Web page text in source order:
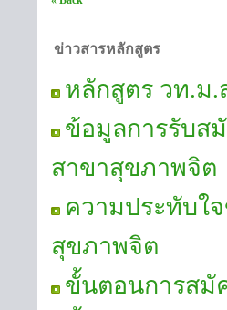
ข่าวสารหลักสูตร
หลักสูตร วท.ม
ข้อมูลการรับส
สาขาสุขภาพจิต
ความประทับใ
สุขภาพจิต
ขั้นตอนการสมั